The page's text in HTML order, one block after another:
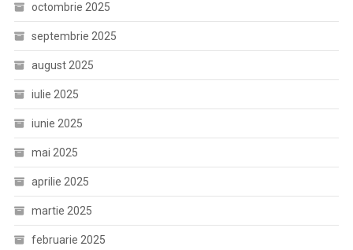
octombrie 2025
septembrie 2025
august 2025
iulie 2025
iunie 2025
mai 2025
aprilie 2025
martie 2025
februarie 2025